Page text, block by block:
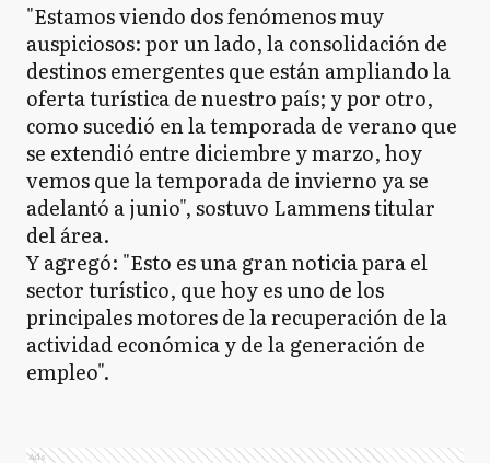
"Estamos viendo dos fenómenos muy
auspiciosos: por un lado, la consolidación de
destinos emergentes que están ampliando la
oferta turística de nuestro país; y por otro,
como sucedió en la temporada de verano que
se extendió entre diciembre y marzo, hoy
vemos que la temporada de invierno ya se
adelantó a junio", sostuvo Lammens titular
del área.
Y agregó: "Esto es una gran noticia para el
sector turístico, que hoy es uno de los
principales motores de la recuperación de la
actividad económica y de la generación de
empleo".
Ads